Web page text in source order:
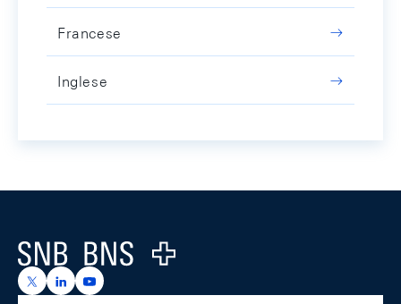
Francese
Inglese
Logo
https://x.com/snb_bns
https://ch.linkedin.com/company/swiss-national-
https://www.youtube.com/@swissnationalbank